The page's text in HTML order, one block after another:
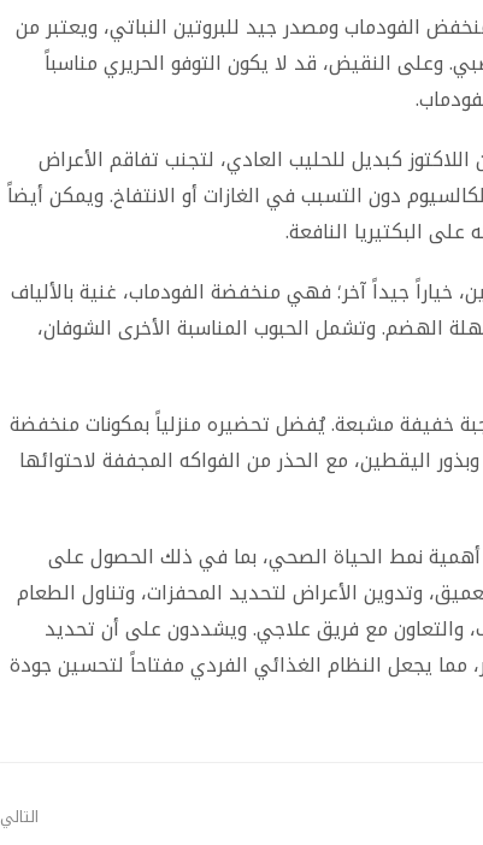
الفودماب ومصدر جيد للبروتين النباتي، ويعتبر من
وعلى النقيض، قد لا يكون التوفو الحريري مناسباً
اللاكتوز كبديل للحليب العادي، لتجنب تفاقم الأعراض
دون التسبب في الغازات أو الانتفاخ. ويمكن أيضاً
على البكتيريا النافعة.
خياراً جيداً آخر؛ فهي منخفضة الفودماب، غنية بالألياف
الهضم. وتشمل الحبوب المناسبة الأخرى الشوفان،
خفيفة مشبعة. يُفضل تحضيره منزلياً بمكونات منخفضة
اليقطين، مع الحذر من الفواكه المجففة لاحتوائها
نمط الحياة الصحي، بما في ذلك الحصول على
وتدوين الأعراض لتحديد المحفزات، وتناول الطعام
والتعاون مع فريق علاجي. ويشددون على أن تحديد
يجعل النظام الغذائي الفردي مفتاحاً لتحسين جودة
التالي